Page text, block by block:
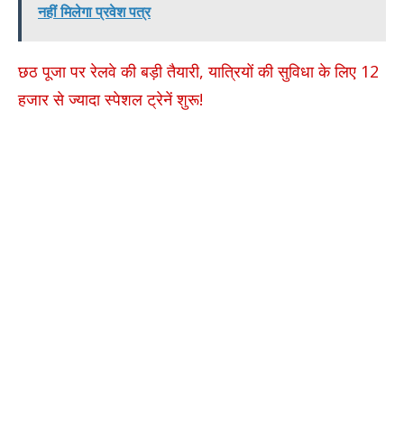
नहीं मिलेगा प्रवेश पत्र
छठ पूजा पर रेलवे की बड़ी तैयारी, यात्रियों की सुविधा के लिए 12
हजार से ज्यादा स्पेशल ट्रेनें शुरू!